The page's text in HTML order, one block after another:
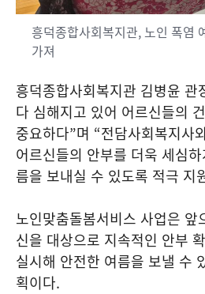
흥덕종합사회복지관, 노인 폭염
가져
흥덕종합사회복지관 김병윤 관
다 심해지고 있어 어르신들의
중요하다”며 “전담사회복지사
어르신들의 안부를 더욱 세심
름을 보내실 수 있도록 적극 지
노인맞춤돌봄서비스 사업은 앞
신을 대상으로 지속적인 안부
실시해 안전한 여름을 보낼 수
획이다.